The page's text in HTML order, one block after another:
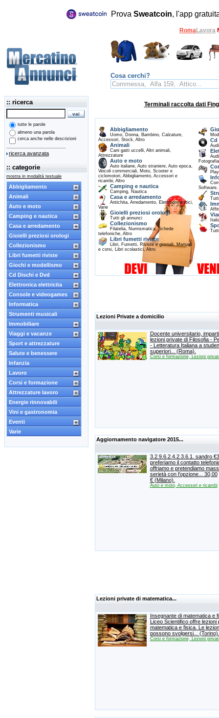
Prova Sweatcoin, l'app
RomaLavora
Cosa cerchi?
:: ricerca
tutte le parole
almeno una parola
cerca anche nelle descrizioni
ricerca avanzata
:: categorie
mostra in modalità testuale
Abbigliamento
Animali
Auto e moto
Camping e nautica
Casa e arredamento
Gioielli preziosi orologi
Collezionismo
Libri fumetti riviste
Giochi e modellismo
Cd Dischi e Dvd
Elettronica elettricita
Console e videogames
Informatica
Strumenti musicali
Immobiliare
Viaggi e vacanze
Sport e attrezzature
Salute e benessere
Infanzia
Lavoro
Corsi e formazione
Attrezzature lavoro
Energie rinnovabili
Vini e gastronomia
Eventi
Varie
Abbigliamento
Uomo, Donna, Bambino, Calzature,
Accessori, Stock, Altro
Animali
Cani gatti uccelli, Altri animali,
Attrezzature
Auto e moto
Auto italiane, Auto straniere, Auto epoca,
Veicoli commerciali, Moto, Scooter e
ciclomotori, Abbigliamento, Accessori e
ricambi, Altro
Camping e nautica
Camping, Nautica
Casa e arredamento
Antichita, Arredamento, Elettrodomestici,
Varie
Gioielli preziosi orologi
Tutti gli annunci
Collezionismo
Filatelia, Numismatica,Schede
telefoniche, Altro
Libri fumetti riviste
Libri, Fumetti, Riviste e giornali,Manuali
e corsi, Libri scolastici, Altro
Cd
Fotografia
Software,
Lezioni Private a domicilio
Docente universitario,
lezioni private di Filosofia -
- Letteratura Italiana a
superiori.
(Roma).
Corsi e formazione, Lezioni
Aggiornamento navigatore 2015...
3. 2. 9. 6. 2. 4. 2. 3. 6. 1.
sandro
preferiamo il contatto
offriamo e pretendiamo
serietà con l'opzione.
30, 00
€ (Milano).
Auto e moto, Accessori e ricambi
Lezioni private di matematica...
Insegnante di matematica e
Liceo Scientifico offre lezioni
matematica e fisica. Le
possono svolgersi.
(Torino).
Corsi e formazione, Lezioni